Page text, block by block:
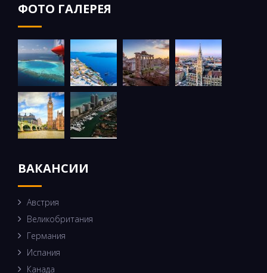
ФОТО ГАЛЕРЕЯ
ВАКАНСИИ
Австрия
Великобритания
Германия
Испания
Канада